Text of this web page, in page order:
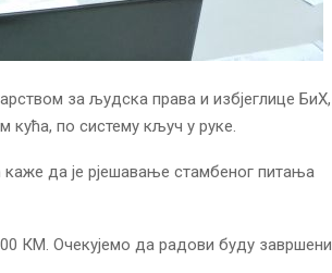
за људска права и избјеглице БиХ,
кућа, по систему кључ у руке.
да је рјешавање стамбеног питања
КМ. Очекујемо да радови буду завршени